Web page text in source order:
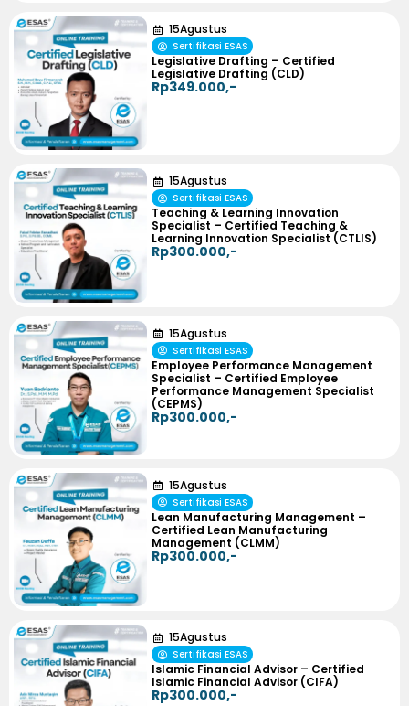
15Agustus
Sertifikasi ESAS
Legislative Drafting – Certified
Legislative Drafting (CLD)
Rp349.000,-
15Agustus
Sertifikasi ESAS
Teaching & Learning Innovation
Specialist – Certified Teaching &
Learning Innovation Specialist (CTLIS)
Rp300.000,-
15Agustus
Sertifikasi ESAS
Employee Performance Management
Specialist – Certified Employee
Performance Management Specialist
(CEPMS)
Rp300.000,-
15Agustus
Sertifikasi ESAS
Lean Manufacturing Management –
Certified Lean Manufacturing
Management (CLMM)
Rp300.000,-
15Agustus
Sertifikasi ESAS
Islamic Financial Advisor – Certified
Islamic Financial Advisor (CIFA)
Rp300.000,-